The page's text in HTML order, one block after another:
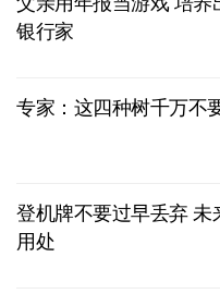
银行家
专家：这四种树千万不
登机牌不要过早丢弃 未
用处